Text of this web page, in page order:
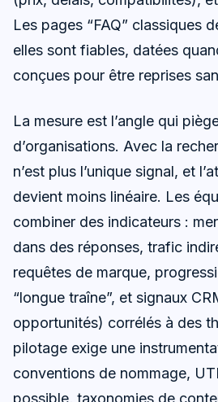
Les pages “FAQ” classiques
elles sont fiables, datées
conçues pour être reprises
La mesure est l’angle qui
d’organisations. Avec la
n’est plus l’unique signal, et
devient moins linéaire. Les
combiner des indicateurs :
dans des réponses, trafic
requêtes de marque,
“longue traîne”, et signaux
opportunités) corrélés à des
pilotage exige une
conventions de nommage,
possible, taxonomies de